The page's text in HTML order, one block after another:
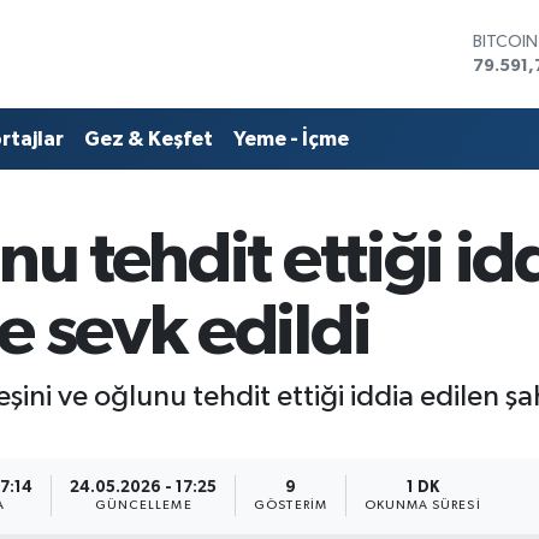
DOLAR
BİST100
Gez & Keşfet Yeme - İçme
tehdit ettiği
sevk edildi
ve oğlunu tehdit ettiği iddia edilen
24.05.2026 - 17:25
GÜNCELLEME
9
GÖSTERIM
1 DK
OKUNMA SÜRESI